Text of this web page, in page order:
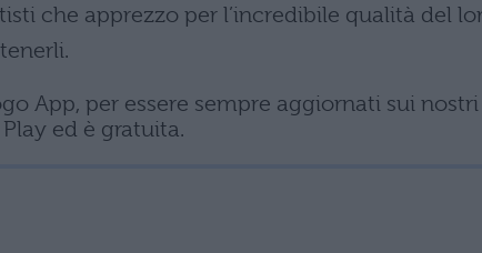
che apprezzo per l’incredibile qualità del
App, per essere sempre aggiornati sui nostri
ed è gratuita.